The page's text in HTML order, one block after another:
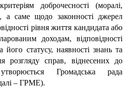
доброчесності (моралі,
а саме щодо законності джерел
рівня життя кандидата або
доходам, відповідності
його статусу, наявності знань та
розгляду справ, віднесених до
Громадська рада
– ГРМЕ).